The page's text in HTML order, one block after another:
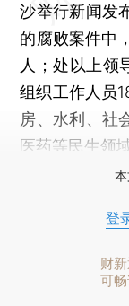
沙举行新闻发
的腐败案件中
人；处以上领
组织工作人员
房、水利、社
医药等民生领
登
财
可